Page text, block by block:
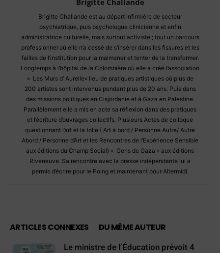
Brigitte Challande
Brigitte Challande est au départ infirmière de secteur
psychiatrique, puis psychologue clinicienne et enfin
administratrice culturelle, mais surtout activiste ; tout un parcours
professionnel où elle n’a cessé de s’insérer dans les fissures et les
failles de l’institution pour la malmener et tenter de la transformer.
Longtemps à l’hôpital de la Colombière où elle a créé l’association
« Les Murs d’ Aurelle» lieu de pratiques artistiques où plus de
200 artistes sont intervenus pendant plus de 20 ans. Puis dans
des missions politiques en Cisjordanie et à Gaza en Palestine.
Parallèlement elle a mis en acte sa réflexion dans des pratiques
et l’écriture d’ouvrages collectifs. Plusieurs Actes de colloque
questionnant l’art et la folie ( Art à bord / Personne Autre/ Autre
Abord / Personne d’Art et les Rencontres de l’Expérience Sensible
aux éditions du Champ Social) « Gens de Gaza » aux éditions
Riveneuve. Sa rencontre avec la presse indépendante lui a
permis d’écrire pour le Poing et maintenant pour Altermidi.
ARTICLES CONNEXES DU MÊME AUTEUR
Le ministre de l’Éducation prévoit 4